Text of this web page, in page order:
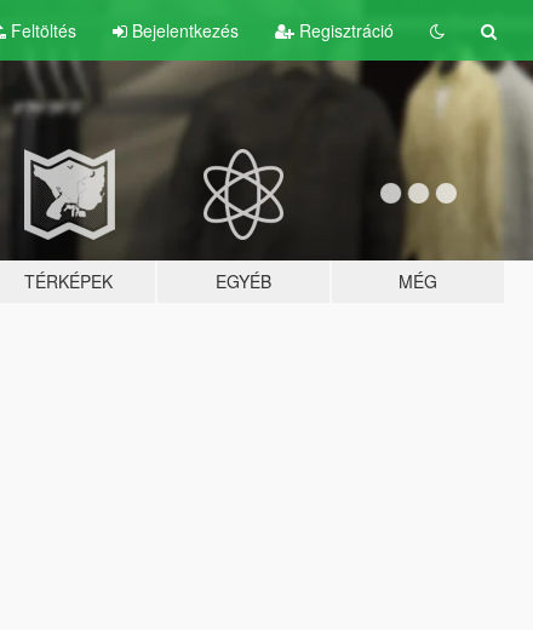
Feltöltés Bejelentkezés Regisztráció
TÉRKÉPEK EGYÉB MÉG